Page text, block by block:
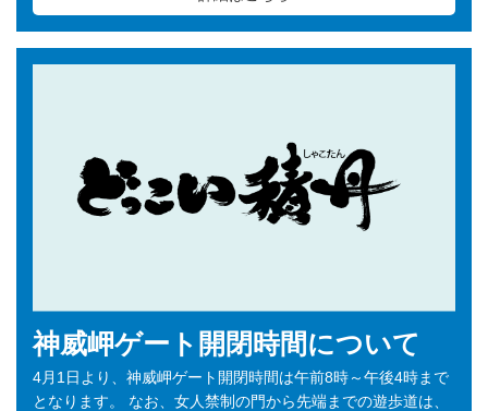
神威岬ゲート開閉時間について
4月1日より、神威岬ゲート開閉時間は午前8時～午後4時まで
となります。 なお、女人禁制の門から先端までの遊歩道は、